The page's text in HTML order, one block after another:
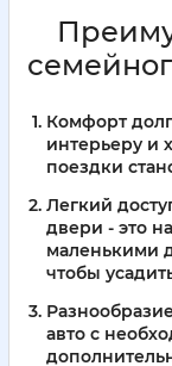
Комфорт
интерьеру и
поездки
Легкий
двери - это
маленькими
чтобы
авто с